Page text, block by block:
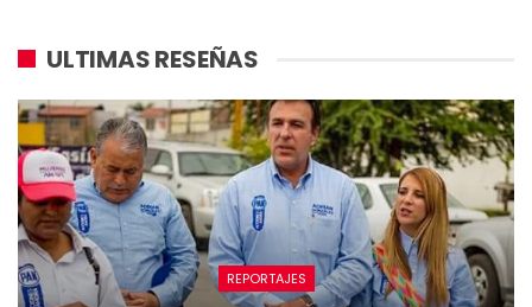
ULTIMAS RESEÑAS
REPORTAJES